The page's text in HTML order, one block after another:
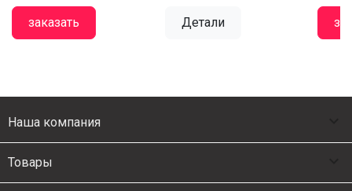
заказать Детали
Наша компания
Товары